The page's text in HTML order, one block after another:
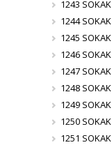
1243 SOKAK
1244 SOKAK
1245 SOKAK
1246 SOKAK
1247 SOKAK
1248 SOKAK
1249 SOKAK
1250 SOKAK
1251 SOKAK